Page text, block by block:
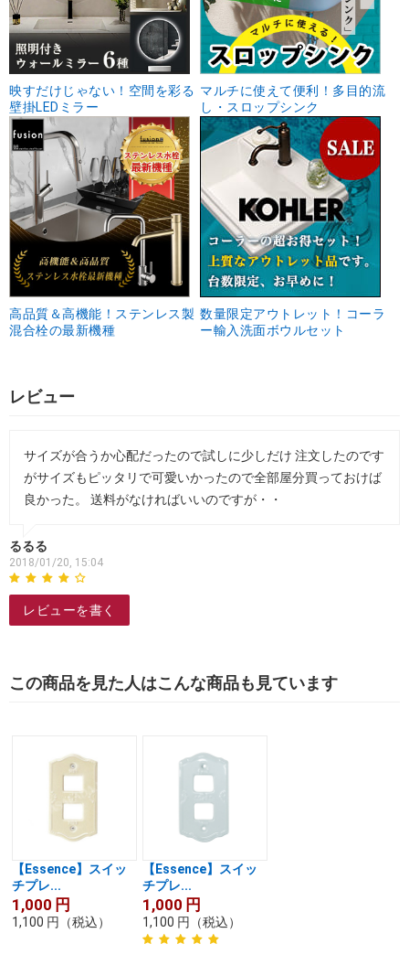
映すだけじゃない！空間を彩る
壁掛LEDミラー
マルチに使えて便利！多目的流
し・スロップシンク
高品質＆高機能！ステンレス製
混合栓の最新機種
数量限定アウトレット！コーラ
ー輸入洗面ボウルセット
レビュー
サイズが合うか心配だったので試しに少しだけ 注文したのです
がサイズもピッタリで可愛いかったので全部屋分買っておけば
良かった。 送料がなければいいのですが・・
るるる
2018/01/20, 15:04
レビューを書く
この商品を見た人はこんな商品も見ています
【Essence】スイッ
チプレ...
1,000 円
1,100 円 （税込）
【Essence】スイッ
チプレ...
1,000 円
1,100 円 （税込）